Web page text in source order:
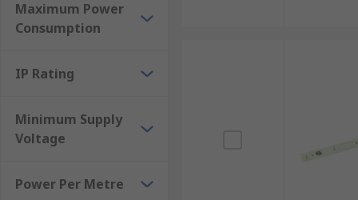
Maximum Power
Consumption
IP Rating
Minimum Supply
Voltage
Power Per Metre